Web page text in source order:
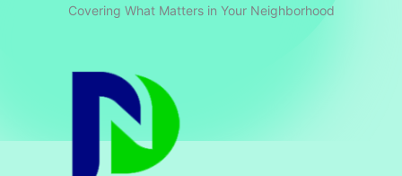
Covering What Matters in Your Neighborhood